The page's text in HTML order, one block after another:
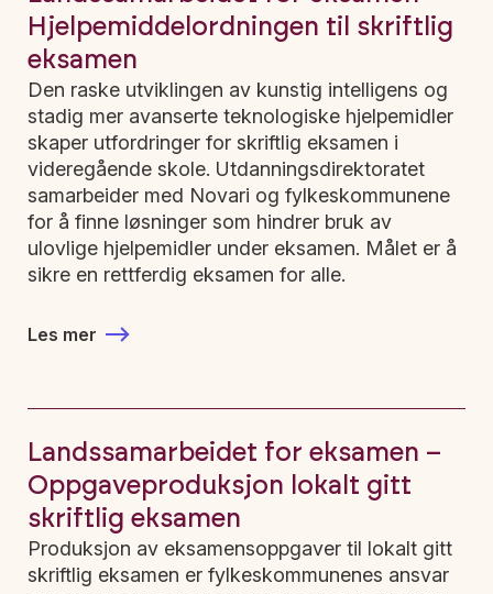
Hjelpemiddelordningen til skriftlig
eksamen
Den raske utviklingen av kunstig intelligens og
stadig mer avanserte teknologiske hjelpemidler
skaper utfordringer for skriftlig eksamen i
videregående skole. Utdanningsdirektoratet
samarbeider med Novari og fylkeskommunene
for å finne løsninger som hindrer bruk av
ulovlige hjelpemidler under eksamen. Målet er å
sikre en rettferdig eksamen for alle.
Les mer
Landssamarbeidet for eksamen –
Oppgaveproduksjon lokalt gitt
skriftlig eksamen
Produksjon av eksamensoppgaver til lokalt gitt
skriftlig eksamen er fylkeskommunenes ansvar